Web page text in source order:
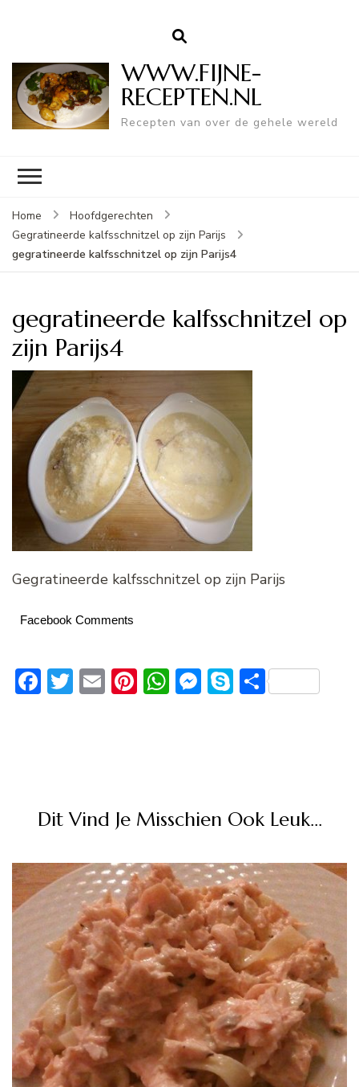
WWW.FIJNE-
RECEPTEN.NL
Recepten van over de gehele wereld
Home
Hoofdgerechten
Gegratineerde kalfsschnitzel op zijn Parijs
gegratineerde kalfsschnitzel op zijn Parijs4
gegratineerde kalfsschnitzel op
zijn Parijs4
Gegratineerde kalfsschnitzel op zijn Parijs
Facebook Comments
Facebook
Twitter
EmailPinterest
WhatsApp
Messenger
Skype
Delen
Dit Vind Je Misschien Ook Leuk...